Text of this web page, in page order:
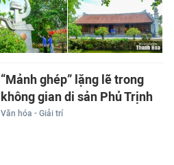
“Mảnh ghép” lặng lẽ trong
không gian di sản Phủ Trịnh
Văn hóa - Giải trí